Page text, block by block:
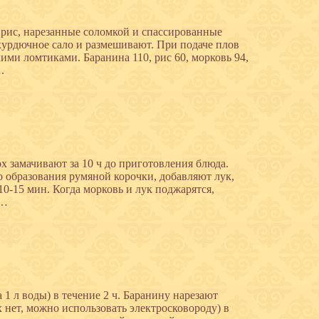
нарезанные соломкой и спассированные
сало и размешивают. При подаче плов
ломтиками. Баранина 110, рис 60, морковь 94,
замачивают за 10 ч до приготовления блюда.
румяной корочки, добавляют лук,
15 мин. Когда морковь и лук поджарятся,
л воды) в течение 2 ч. Баранину нарезают
можно использовать электросковороду) в